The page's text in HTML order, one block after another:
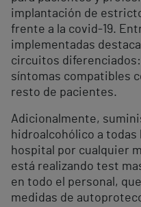
implantación de
frente a la covid-19.
implementadas
circuitos
síntomas compatibles
resto de pacientes.
Adicionalmente,
hidroalcohólico a todas
hospital por cualquier
está realizando test
en todo el personal,
medidas de